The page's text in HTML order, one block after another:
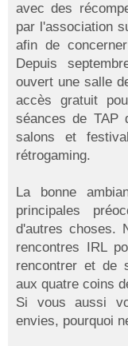
avec des
par l'association
afin de
Depuis
ouvert une salle
accès gratuit
séances de TAP
salons et
rétrogaming.
La bonne
principales
d'autres choses.
rencontres IRL
rencontrer et de
aux quatre coins
Si vous aussi
envies, pourquoi